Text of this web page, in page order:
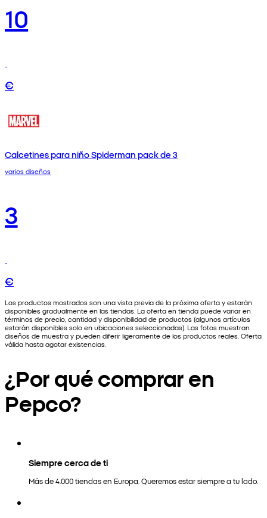
10
€
Calcetines para niño Spiderman pack de 3
varios diseños
3
€
Los productos mostrados son una vista previa de la próxima oferta y estarán
disponibles gradualmente en las tiendas. La oferta en tienda puede variar en
términos de precio, cantidad y disponibilidad de productos (algunos artículos
estarán disponibles solo en ubicaciones seleccionadas). Las fotos muestran
diseños de muestra y pueden diferir ligeramente de los productos reales. Oferta
válida hasta agotar existencias.
¿Por qué comprar en
Pepco?
Siempre cerca de ti
Más de 4.000 tiendas en Europa. Queremos estar siempre a tu lado.